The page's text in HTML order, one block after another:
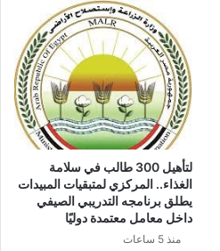
لتأهيل 300 طالب في سلامة
الغذاء.. المركزي لمتبقيات المبيدات
يطلق برنامجه التدريبي الصيفي
داخل معامل معتمدة دوليًا
منذ 5 ساعات